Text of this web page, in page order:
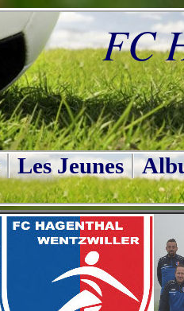
FC
Les Jeunes